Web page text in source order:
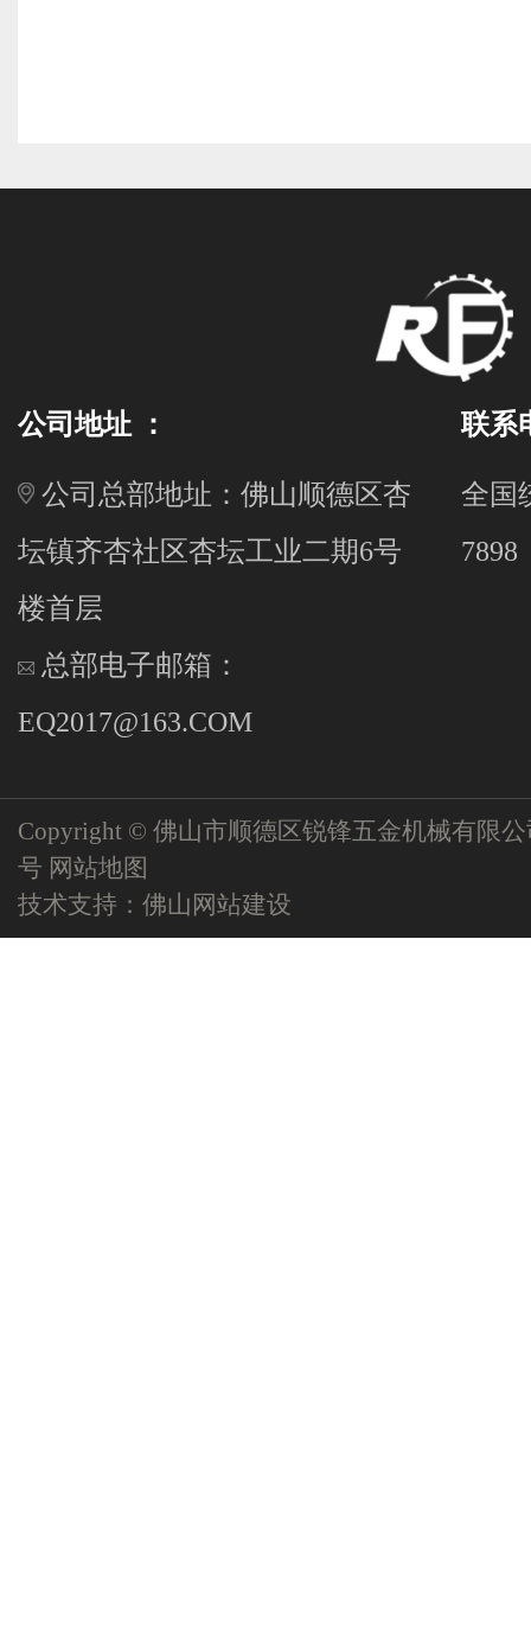
公司地址 ：
公司总部地址：佛山顺德区杏
坛镇齐杏社区杏坛工业二期6号
楼首层
总部电子邮箱：
EQ2017@163.COM
联系
全国
7898
Copyright © 佛山市顺德区锐锋五金机械有限
号 网站地图
技术支持： 佛山网站建设